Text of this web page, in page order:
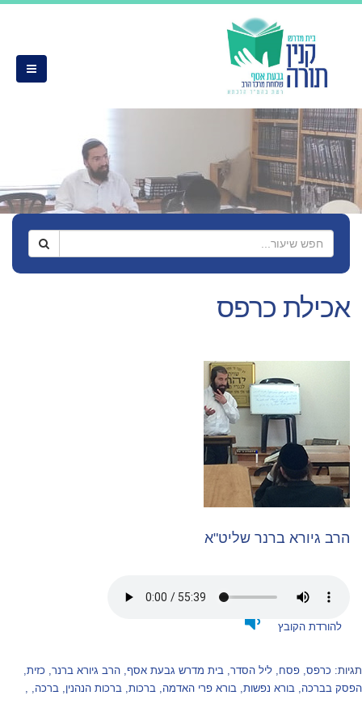
אכילת כרפס
הרב גיורא ברנר שליט"א
להורדת הקובץ
תגיות: כרפס, פסח, ליל הסדר, בית מדרש גבעת אסף, הרב גיורא ברנר, כזית,
הפסק בברכה, בורא נפשות, בורא פרי האדמה, ברכות, ברכות הנהנין, ברכה,
,